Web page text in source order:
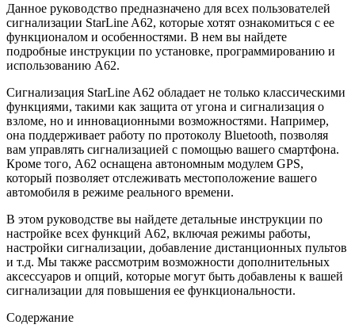
Данное руководство предназначено для всех пользователей
сигнализации StarLine A62, которые хотят ознакомиться с ее
функционалом и особенностями. В нем вы найдете
подробные инструкции по установке, программированию и
использованию A62.
Сигнализация StarLine A62 обладает не только классическими
функциями, такими как защита от угона и сигнализация о
взломе, но и инновационными возможностями. Например,
она поддерживает работу по протоколу Bluetooth, позволяя
вам управлять сигнализацией с помощью вашего смартфона.
Кроме того, A62 оснащена автономным модулем GPS,
который позволяет отслеживать местоположение вашего
автомобиля в режиме реального времени.
В этом руководстве вы найдете детальные инструкции по
настройке всех функций A62, включая режимы работы,
настройки сигнализации, добавление дистанционных пультов
и т.д. Мы также рассмотрим возможности дополнительных
аксессуаров и опций, которые могут быть добавлены к вашей
сигнализации для повышения ее функциональности.
Содержание